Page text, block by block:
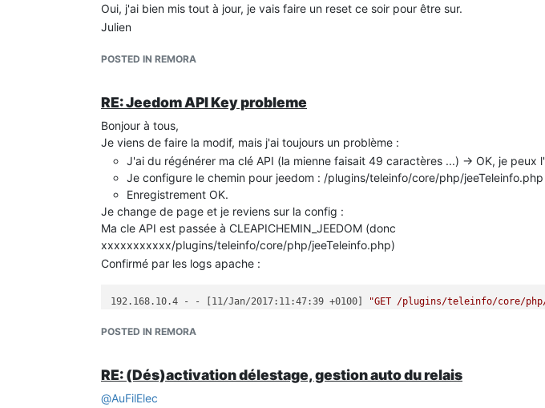
Oui, j'ai bien mis tout à jour, je vais faire un reset ce soir pour être sur.
Julien
POSTED IN REMORA
RE: Jeedom API Key probleme
Bonjour à tous,
Je viens de faire la modif, mais j'ai toujours un problème :
J'ai du régénérer ma clé API (la mienne faisait 49 caractères ...) -> OK, je peux
Je configure le chemin pour jeedom : /plugins/teleinfo/core/php/jeeTeleinfo.php
Enregistrement OK.
Je change de page et je reviens sur la config :
Ma cle API est passée à CLEAPICHEMIN_JEEDOM (donc
xxxxxxxxxxx/plugins/teleinfo/core/php/jeeTeleinfo.php)
Confirmé par les logs apache :
192.168.10.4 - - [11/Jan/2017:11:47:39 +0100] "GET /plugins/teleinfo/core/php/
Du coup ca ne fonctionne pas évidement.
Merci
Julien
POSTED IN REMORA
RE: (Dés)activation délestage, gestion auto du relais
@AuFilElec